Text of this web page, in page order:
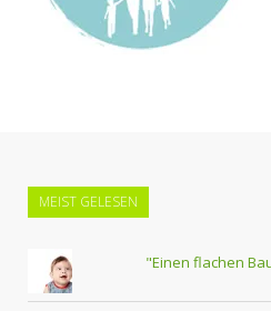
MEIST GELESEN
"Einen flachen